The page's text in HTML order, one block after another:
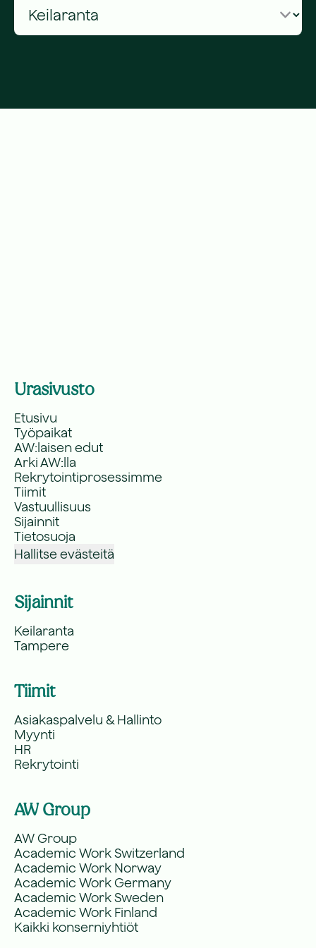
Urasivusto
Etusivu
Työpaikat
AW:laisen edut
Arki AW:lla
Rekrytointiprosessimme
Tiimit
Vastuullisuus
Sijainnit
Tietosuoja
Hallitse evästeitä
Sijainnit
Keilaranta
Tampere
Tiimit
Asiakaspalvelu & Hallinto
Myynti
HR
Rekrytointi
AW Group
AW Group
Academic Work Switzerland
Academic Work Norway
Academic Work Germany
Academic Work Sweden
Academic Work Finland
Kaikki konserniyhtiöt